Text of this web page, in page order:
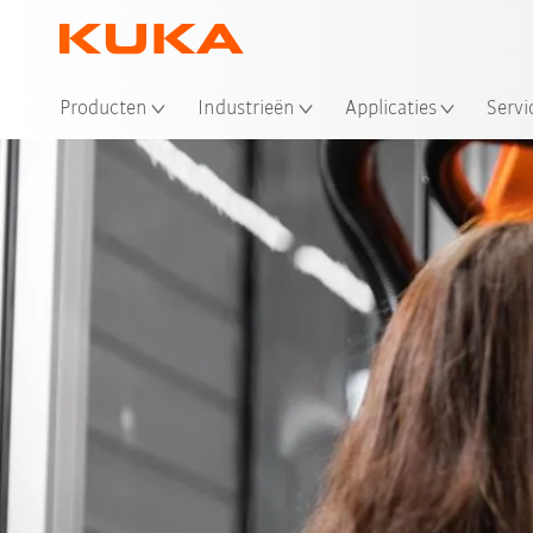
Producten Industrieën Applicaties